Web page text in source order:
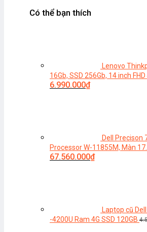
Có thể bạn thích
Lenovo
16Gb, SSD 256Gb, 14 inch FHD
Giá
6.990.000₫Giá
Dell Precison
Processor W-11855M, Màn
Giá
67.560.000₫Giá
Laptop cũ
-4200U Ram 4G SSD 120GB